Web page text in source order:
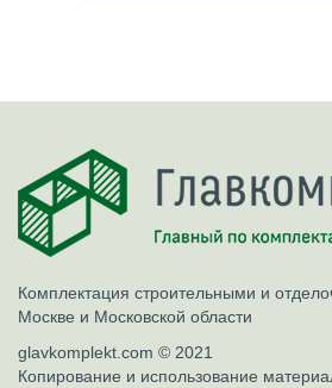
Комплектация строительными и
Москве и Московской области
glavkomplekt.com © 2021
Копирование и использование